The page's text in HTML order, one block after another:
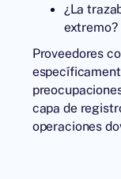
¿La
extremo?
Proveedores
capa de
operaciones